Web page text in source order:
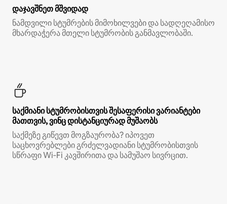
დაჯავშნეთ მშვიდად
ნამდვილი სტუმრების მიმოხილვები და სადღეღამისო
მხარდაჭერა მთელი სტუმრობის განმავლობაში.
საქმიანი სტუმრობისთვის შესაფერისი ვარიანტები
მათთვის, ვინც დისტანციურად მუშაობს
საქმეზე გიწევთ მოგზაურობა? იპოვეთ
საცხოვრებლები გრძელვადიანი სტუმრობისთვის
სწრაფი Wi‑Fi კავშირითა და სამუშაო სივრცით.